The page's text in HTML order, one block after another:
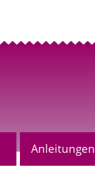
Anleitungen